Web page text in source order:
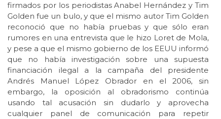
firmados por los periodistas Anabel Hernández y Tim
Golden fue un bulo, y que el mismo autor Tim Golden
reconoció que no había pruebas y que sólo eran
rumores en una entrevista que le hizo Loret de Mola,
y pese a que el mismo gobierno de los EEUU informó
que no había investigación sobre una supuesta
financiación ilegal a la campaña del presidente
Andrés Manuel López Obrador en el 2006, sin
embargo, la oposición al obradorismo continúa
usando tal acusación sin dudarlo y aprovecha
cualquier panel de comunicación para repetir